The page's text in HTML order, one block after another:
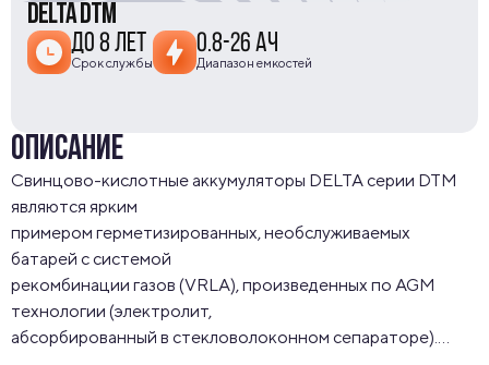
DELTA DTM
ДО 8 ЛЕТ
Срок службы
0.8-26 АЧ
Диапазон емкостей
ОПИСАНИЕ
Свинцово-кислотные аккумуляторы DELTA серии DTM
являются ярким
примером герметизированных, необслуживаемых
батарей с системой
рекомбинации газов (VRLA), произведенных по AGM
технологии (электролит,
абсорбированный в стекловолоконном сепараторе).